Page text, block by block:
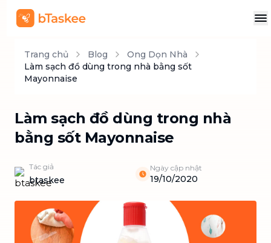
Trang chủ Blog
Ong Dọn Nhà
Làm sạch đồ dùng trong nhà bằng sốt
Mayonnaise
Làm sạch đồ dùng trong nhà
bằng sốt Mayonnaise
Tác giả
btaskee
Ngày cập nhật
19/10/2020